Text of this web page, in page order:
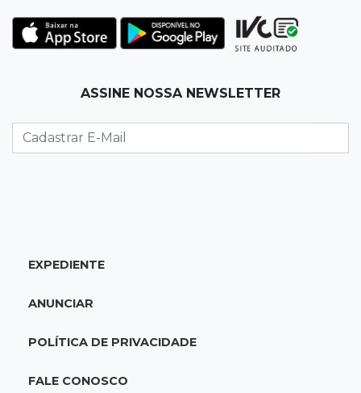
Athletico vence Santos por 2 a 0 e mantém 3º
lugar no Brasileirão
Oportunidades
com salários de até R$ 10,2 mil
18:15Nubank Parque
rodada do Brasileirão
17:58Gratuitas
Justiça homologa acordo para castração de
ASSINE NOSSA NEWSLETTER
EXPEDIENTE
ANUNCIAR
POLÍTICA DE PRIVACIDADE
FALE CONOSCO